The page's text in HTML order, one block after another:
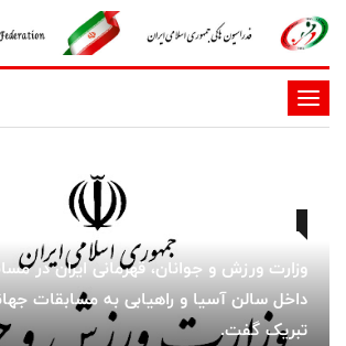
-
-
وزارت ورزش و جوانان، قهرمانی ایران در
تبریک گفت.